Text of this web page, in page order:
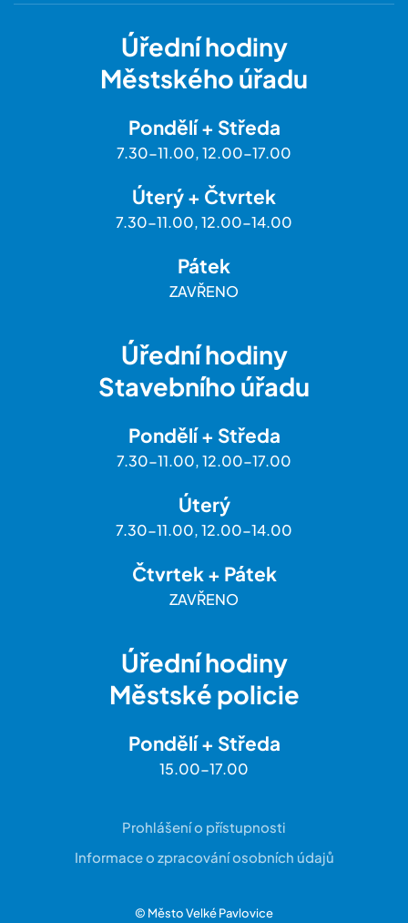
Úřední hodiny
Městského úřadu
Pondělí + Středa
7.30-11.00, 12.00-17.00
Úterý + Čtvrtek
7.30-11.00, 12.00-14.00
Pátek
ZAVŘENO
Úřední hodiny
Stavebního úřadu
Pondělí + Středa
7.30-11.00, 12.00-17.00
Úterý
7.30-11.00, 12.00-14.00
Čtvrtek + Pátek
ZAVŘENO
Úřední hodiny
Městské policie
Pondělí + Středa
15.00-17.00
Prohlášení o přístupnosti
Informace o zpracování osobních údajů
© Město Velké Pavlovice